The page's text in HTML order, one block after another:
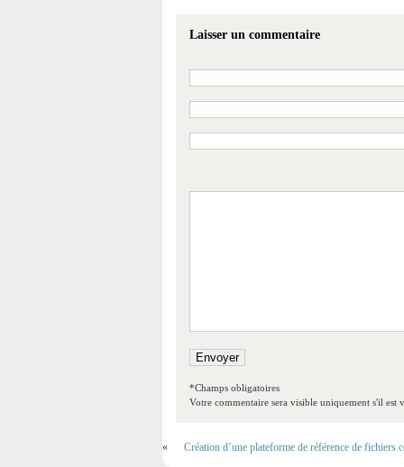
Laisser un commentaire
*Champs obligatoires
Votre commentaire sera visible uniquement s'il est
« Création d’une plateforme de référence de fichiers